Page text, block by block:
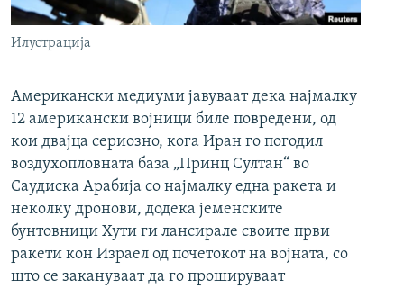
Илустрација
Американски медиуми јавуваат дека најмалку
12 американски војници биле повредени, од
кои двајца сериозно, кога Иран го погодил
воздухопловната база „Принц Султан“ во
Саудиска Арабија со најмалку една ракета и
неколку дронови, додека јеменските
бунтовници Хути ги лансирале своите први
ракети кон Израел од почетокот на војната, со
што се закануваат да го прошируваат